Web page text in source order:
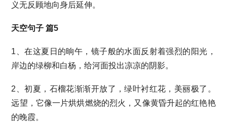
义无反顾地向身后延伸。
天空句子 篇5
1、在这夏日的晌午，镜子般的水面反射着强烈的阳光，
岸边的绿柳和白杨，给河面投出凉凉的阴影。
2、初夏，石榴花渐渐开放了，绿叶衬红花，美丽极了。
远望，它像一片烘烘燃烧的烈火，又像黄昏升起的红艳艳
的晚霞。